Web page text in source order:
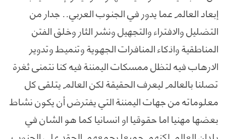
إبعاد العالم عما يدور في الجنوب العربي.. جدار من
التضليل والافتراء والتجهيل ونشر الثار وخلق الفتن
المناطقية واذكاء المنافرات الجهوية وتنميط وتدوير
الارهاب فيه لتظل ممسكات اليمننة فيه كنا نتمنى ثغرة
تصلنا بالعالم ليعرف الحقيقة لكن العالم يتلقى كل
معلوماته من جهات اليمننة التي يفترض أن يكون نشاط
بعضها مهنيا اما حقوقيا او انسانيا كما هو الشان في